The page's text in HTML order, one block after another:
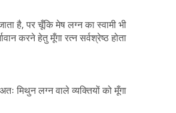
है, पर चूँकि मेष लग्न का स्वामी भी
करने हेतु मूँगा रत्न सर्वश्रेष्ठ होता
मिथुन लग्न वाले व्यक्तियों को मूँगा